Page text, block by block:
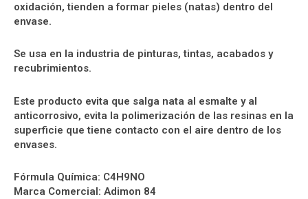
oxidación, tienden a formar pieles (natas) dentro del
envase.
Se usa en la industria de pinturas, tintas, acabados y
recubrimientos.
Este producto evita que salga nata al esmalte y al
anticorrosivo, evita la polimerización de las resinas en la
superficie que tiene contacto con el aire dentro de los
envases.
Fórmula Química: C4H9NO
Marca Comercial: Adimon 84